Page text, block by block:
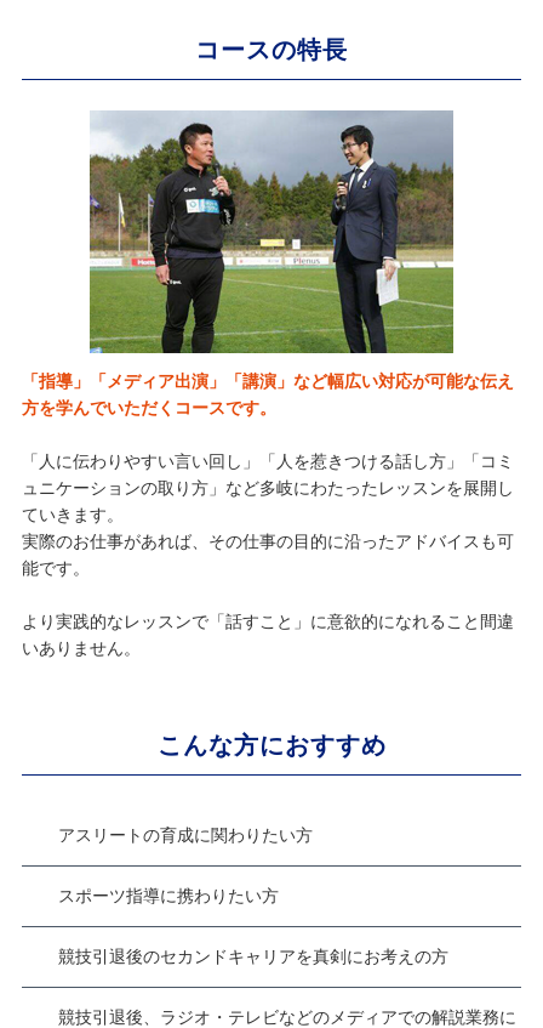
コースの特長
「指導」「メディア出演」「講演」など幅広い対応が可能な伝え
方を学んでいただくコースです。
「人に伝わりやすい言い回し」「人を惹きつける話し方」「コミ
ュニケーションの取り方」など多岐にわたったレッスンを展開し
ていきます。
実際のお仕事があれば、その仕事の目的に沿ったアドバイスも可
能です。
より実践的なレッスンで「話すこと」に意欲的になれること間違
いありません。
こんな方におすすめ
アスリートの育成に関わりたい方
スポーツ指導に携わりたい方
競技引退後のセカンドキャリアを真剣にお考えの方
競技引退後、ラジオ・テレビなどのメディアでの解説業務に